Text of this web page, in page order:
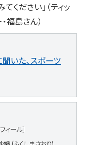
ください」（ティッ
福島さん）
いた、スポーツ
ィール］